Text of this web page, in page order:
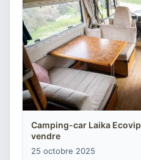
Camping-car Laika
vendre
25 octobre 2025